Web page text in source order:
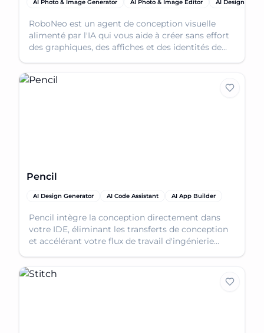
AI Photo & Image Generator AI Photo & Image Editor AI Design
RoboNeo est un agent de conception visuelle
alimenté par l'IA qui vous aide à créer sans effort
des graphiques, des affiches et des identités de
Pencil
AI Design Generator AI Code Assistant AI App Builder
Pencil intègre la conception directement dans
votre IDE, éliminant les transferts de conception
et accélérant votre flux de travail d'ingénierie